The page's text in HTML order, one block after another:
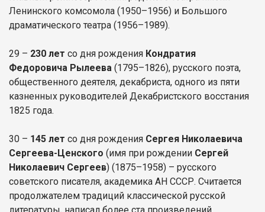
Ленинского комсомола (1950–1956) и Большого
драматического театра (1956–1989).
29 – 230 лет со дня рождения Кондратия
Федоровича Рылеева (1795–1826), русского поэта,
общественного деятеля, декабриста, одного из пяти
казненных руководителей Декабристского восстания
1825 года.
30 – 145 лет со дня рождения Сергея Николаевича
Сергеева-Ценского (имя при рождении Сергей
Николаевич Сергеев) (1875–1958) – русского
советского писателя, академика АН СССР. Считается
продолжателем традиций классической русской